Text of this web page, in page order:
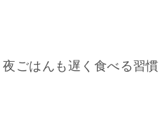
ごはんも遅く食べる習慣